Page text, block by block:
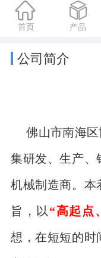

首页

产品
公司简介
佛山市南海区
集研发、生产、
机械制造商。本
旨，以 “高起点
想，在短短的时